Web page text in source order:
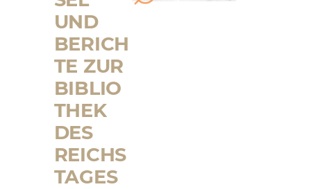
UND
BERICH
TE ZUR
BIBLIO
THEK
DES
REICHS
TAGES